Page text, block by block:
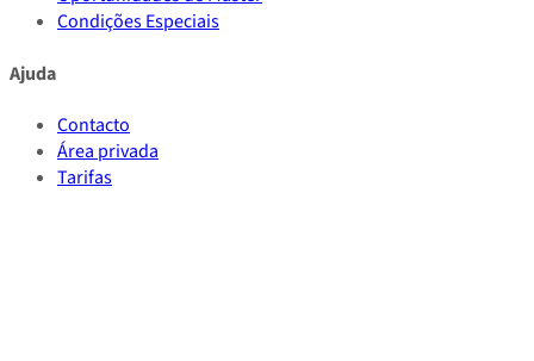
Condições Especiais
Ajuda
Contacto
Área privada
Tarifas